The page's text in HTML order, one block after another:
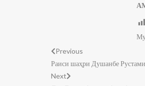
Previous
Раиси шаҳри Душанбе Рустами
Next